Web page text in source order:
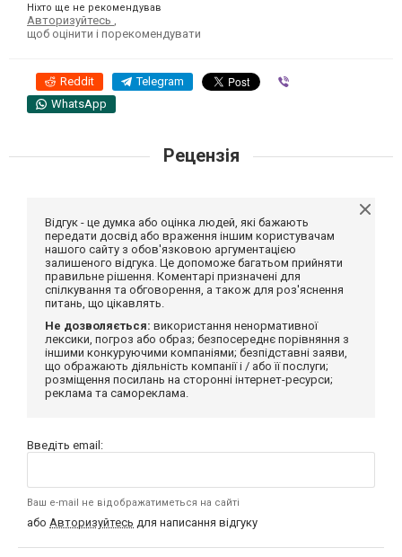
Ніхто ще не рекомендував
Авторизуйтесь
щоб оцінити і порекомендувати
Reddit Telegram
WhatsApp
Рецензія
Відгук - це думка або оцінка людей, які бажають
передати досвід або враження іншим користувачам
нашого сайту з обов'язковою аргументацією
залишеного відгука. Це допоможе багатьом прийняти
правильне рішення. Коментарі призначені для
спілкування та обговорення, а також для роз'яснення
питань, що цікавлять.
Не дозволяється: використання ненормативної
лексики, погроз або образ; безпосереднє порівняння з
іншими конкуруючими компаніями; безпідставні заяви,
що ображають діяльність компанії і / або її послуги;
розміщення посилань на сторонні інтернет-ресурси;
реклама та самореклама.
Введіть email:
Ваш e-mail не відображатиметься на сайті
або Авторизуйтесь для написання відгуку